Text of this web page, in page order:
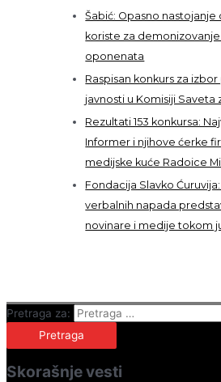
Šabić: Opasno nastojanje
koriste za
oponenata
Raspisan konkurs za
javnosti u Komisiji Saveta
Rezultati 153 konkursa:
Informer i njihove ćerke
medijske kuće Radoice
Fondacija Slavko
verbalnih napada
novinare i medije tokom
Pretraga za:
Skorašnje vesti